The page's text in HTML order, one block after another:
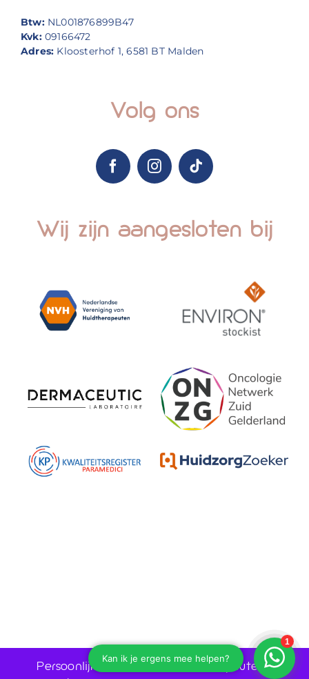
Btw: NL001876899B47
Kvk:09166472
Adres: Kloosterhof 1, 6581 BT Malden
Volg ons
Wij zijn aangesloten bij
Persoonlijk advies door huidtherapeuten •